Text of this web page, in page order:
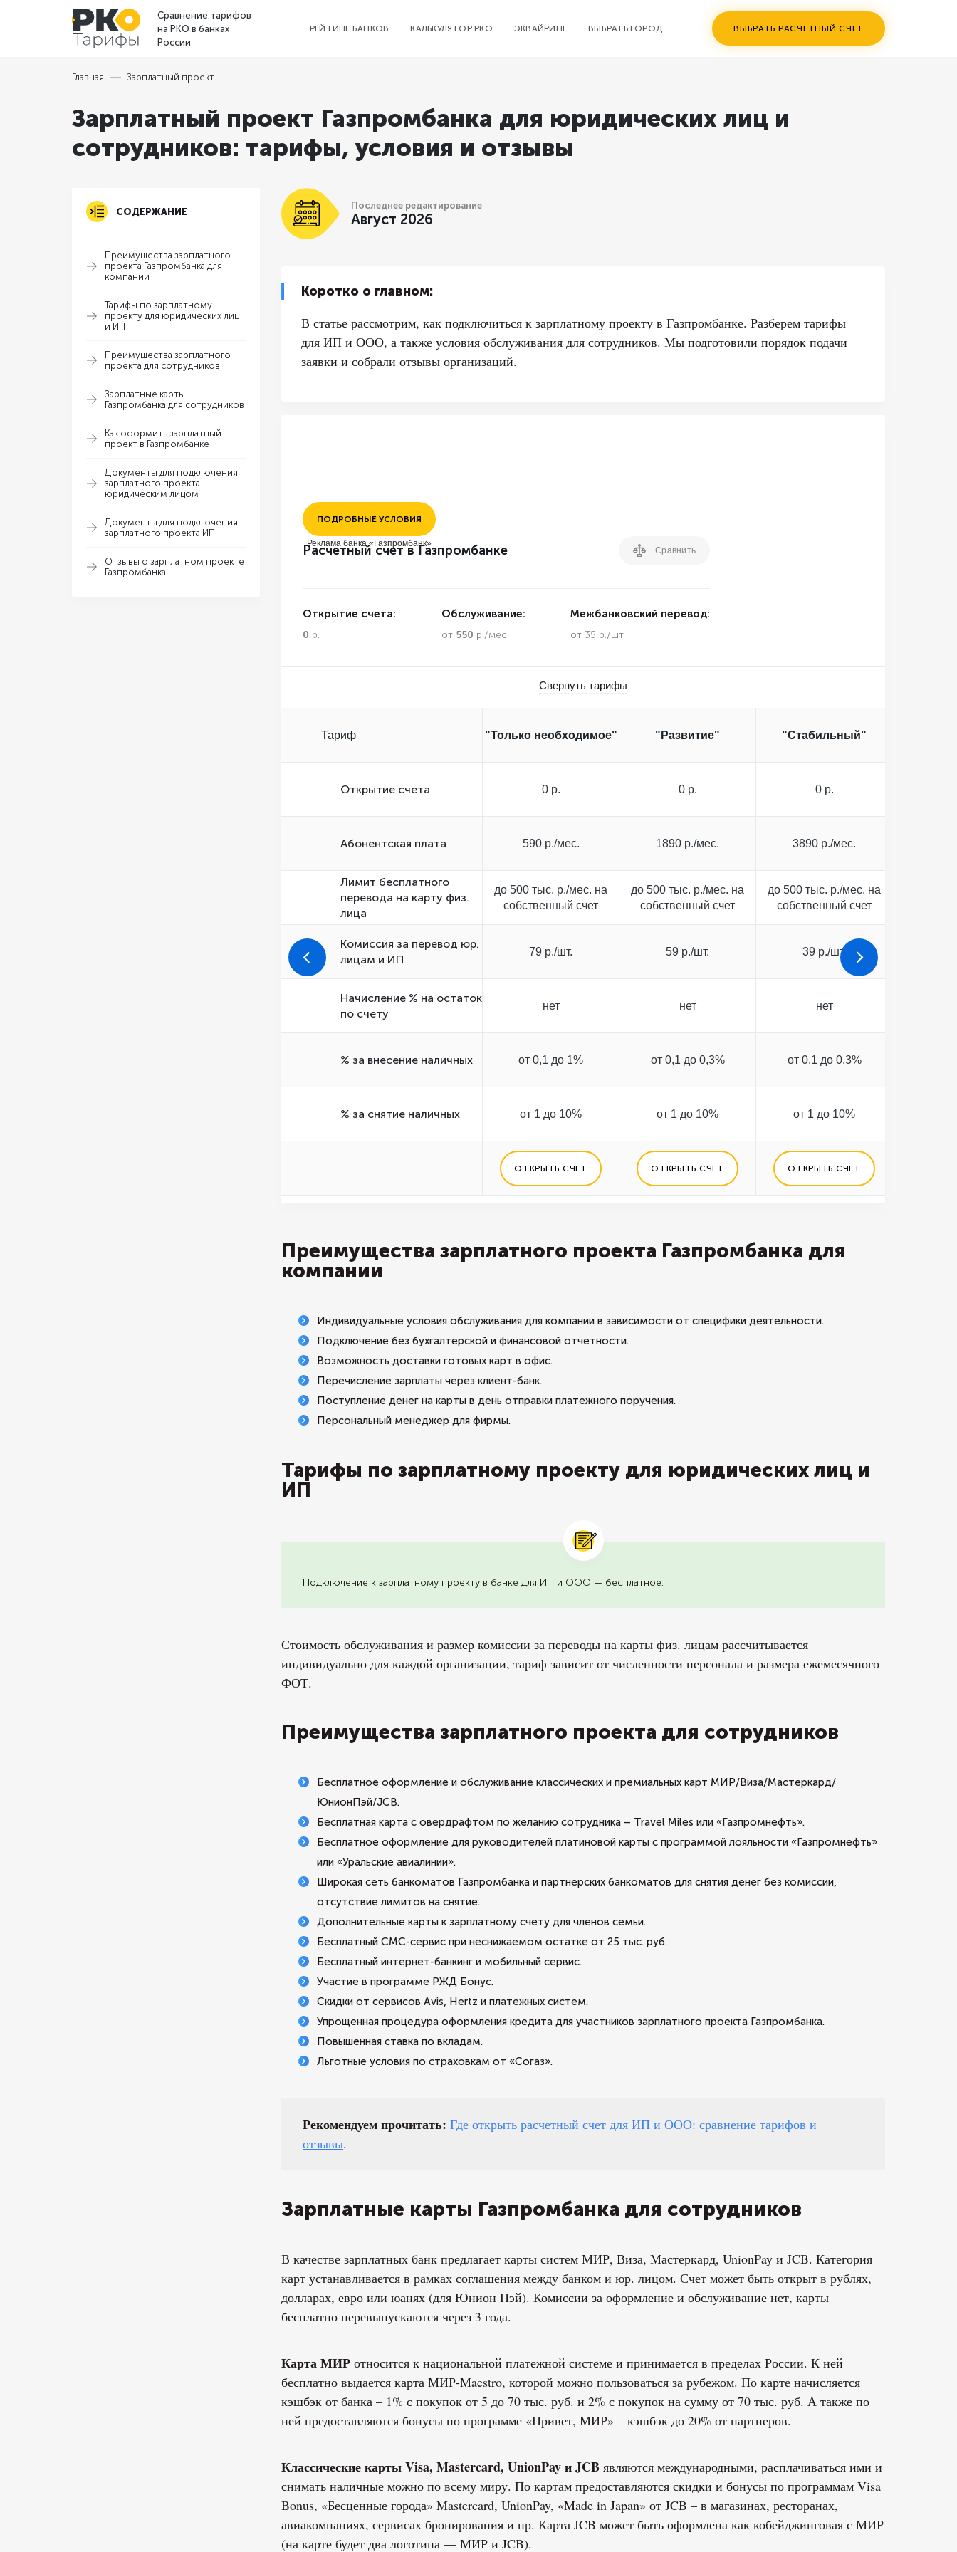
Сравнение тарифов
на РКО в банках
России
РЕЙТИНГ БАНКОВ КАЛЬКУЛЯТОР РКО ЭКВАЙРИНГ ВЫБРАТЬ ГОРОД ВЫБРАТЬ РАСЧЕТНЫЙ СЧЕТ
Главная Зарплатный проект
Зарплатный проект Газпромбанка для юридических лиц и
сотрудников: тарифы, условия и отзывы
СОДЕРЖАНИЕ
Преимущества зарплатного
проекта Газпромбанка для
компании
Тарифы по зарплатному
проекту для юридических лиц
и ИП
Преимущества зарплатного
проекта для сотрудников
Зарплатные карты
Газпромбанка для сотрудников
Как оформить зарплатный
проект в Газпромбанке
Документы для подключения
зарплатного проекта
юридическим лицом
Документы для подключения
зарплатного проекта ИП
Отзывы о зарплатном проекте
Газпромбанка
Последнее редактирование
Август 2026
Коротко о главном:
В статье рассмотрим, как подключиться к зарплатному проекту в Газпромбанке. Разберем тарифы
для ИП и ООО, а также условия обслуживания для сотрудников. Мы подготовили порядок подачи
заявки и собрали отзывы организаций.
ПОДРОБНЫЕ УСЛОВИЯ
Реклама банка «Газпромбанк»
Расчетный счет в Газпромбанке Сравнить
Открытие счета:
0 р.
Обслуживание:
от 550 р./мес.
Межбанковский перевод:
от 35 р./шт.
Свернуть тарифы
Тариф "Только необходимое" "Развитие" "Стабильный"
Открытиe счета 0 р. 0 р. 0 р.
Абонентская плата 590 р./мес. 1890 р./мес. 3890 р./мес.
Лимит бесплатного
перевода на карту физ.
лица
до 500 тыс. р./мес. на
собственный счет
до 500 тыс. р./мес. на
собственный счет
до 500 тыс. р./мес. на
собственный счет
Комиссия за перевод юр.
лицам и ИП
79 р./шт. 59 р./шт. 39 р./шт.
Начисление % на остаток
по счету
нет нет нет
% за внесение наличных от 0,1 до 1% от 0,1 до 0,3% от 0,1 до 0,3%
% за снятие наличных от 1 до 10% от 1 до 10% от 1 до 10%
ОТКРЫТЬ СЧЕТ ОТКРЫТЬ СЧЕТ ОТКРЫТЬ СЧЕТ
Преимущества зарплатного проекта Газпромбанка для
компании
Индивидуальные условия обслуживания для компании в зависимости от специфики деятельности.
Подключение без бухгалтерской и финансовой отчетности.
Возможность доставки готовых карт в офис.
Перечисление зарплаты через клиент-банк.
Поступление денег на карты в день отправки платежного поручения.
Персональный менеджер для фирмы.
Тарифы по зарплатному проекту для юридических лиц и
ИП
Подключение к зарплатному проекту в банке для ИП и ООО — бесплатное.
Стоимость обслуживания и размер комиссии за переводы на карты физ. лицам рассчитывается
индивидуально для каждой организации, тариф зависит от численности персонала и размера ежемесячного
ФОТ.
Преимущества зарплатного проекта для сотрудников
Бесплатное оформление и обслуживание классических и премиальных карт МИР/Виза/Мастеркард/
ЮнионПэй/JCB.
Бесплатная карта с овердрафтом по желанию сотрудника – Travel Miles или «Газпромнефть».
Бесплатное оформление для руководителей платиновой карты с программой лояльности «Газпромнефть»
или «Уральские авиалинии».
Широкая сеть банкоматов Газпромбанка и партнерских банкоматов для снятия денег без комиссии,
отсутствие лимитов на снятие.
Дополнительные карты к зарплатному счету для членов семьи.
Бесплатный СМС-сервис при неснижаемом остатке от 25 тыс. руб.
Бесплатный интернет-банкинг и мобильный сервис.
Участие в программе РЖД Бонус.
Скидки от сервисов Avis, Hertz и платежных систем.
Упрощенная процедура оформления кредита для участников зарплатного проекта Газпромбанка.
Повышенная ставка по вкладам.
Льготные условия по страховкам от «Согаз».
Рекомендуем прочитать: Где открыть расчетный счет для ИП и ООО: сравнение тарифов и
отзывы.
Зарплатные карты Газпромбанка для сотрудников
В качестве зарплатных банк предлагает карты систем МИР, Виза, Мастеркард, UnionPay и JCB. Категория
карт устанавливается в рамках соглашения между банком и юр. лицом. Счет может быть открыт в рублях,
долларах, евро или юанях (для Юнион Пэй). Комиссии за оформление и обслуживание нет, карты
бесплатно перевыпускаются через 3 года.
Карта МИР относится к национальной платежной системе и принимается в пределах России. К ней
бесплатно выдается карта МИР-Maestro, которой можно пользоваться за рубежом. По карте начисляется
кэшбэк от банка – 1% с покупок от 5 до 70 тыс. руб. и 2% с покупок на сумму от 70 тыс. руб. А также по
ней предоставляются бонусы по программе «Привет, МИР» – кэшбэк до 20% от партнеров.
Классические карты Visa, Mastercard, UnionPay и JCB являются международными, расплачиваться ими и
снимать наличные можно по всему миру. По картам предоставляются скидки и бонусы по программам Visa
Bonus, «Бесценные города» Mastercard, UnionPay, «Made in Japan» от JCB – в магазинах, ресторанах,
авиакомпаниях, сервисах бронирования и пр. Карта JCB может быть оформлена как кобейджинговая с МИР
(на карте будет два логотипа — МИР и JCB).